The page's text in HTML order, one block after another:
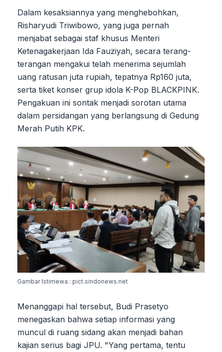
Dalam kesaksiannya yang menghebohkan,
Risharyudi Triwibowo, yang juga pernah
menjabat sebagai staf khusus Menteri
Ketenagakerjaan Ida Fauziyah, secara terang-
terangan mengakui telah menerima sejumlah
uang ratusan juta rupiah, tepatnya Rp160 juta,
serta tiket konser grup idola K-Pop BLACKPINK.
Pengakuan ini sontak menjadi sorotan utama
dalam persidangan yang berlangsung di Gedung
Merah Putih KPK.
Gambar Istimewa : pict.sindonews.net
Menanggapi hal tersebut, Budi Prasetyo
menegaskan bahwa setiap informasi yang
muncul di ruang sidang akan menjadi bahan
kajian serius bagi JPU. "Yang pertama, tentu